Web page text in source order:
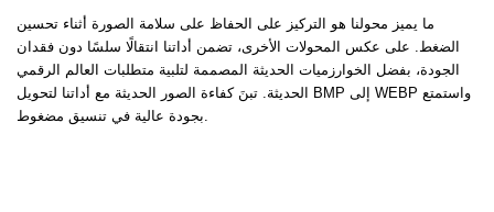
ما يميز محولنا هو التركيز على الحفاظ على سلامة الصورة أثناء تحسين
الضغط. على عكس المحولات الأخرى، تضمن أداتنا انتقالًا سلسًا دون فقدان
الجودة، بفضل الخوارزميات الحديثة المصممة لتلبية متطلبات العالم الرقمي
الحديثة. تبنَ كفاءة الصور الحديثة مع أداتنا لتحويل BMP إلى WEBP واستمتع
بجودة عالية في تنسيق مضغوط.